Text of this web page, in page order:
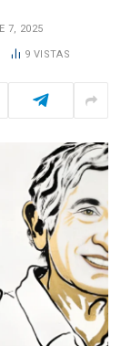
7, 2025
9 VISTAS